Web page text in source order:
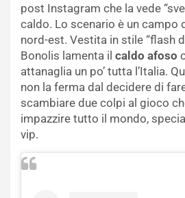
post Instagram che la vede
caldo. Lo scenario è un campo
nord-est. Vestita in stile “flash
Bonolis lamenta il caldo afoso
attanaglia un po’ tutta l’Italia.
non la ferma dal decidere di
scambiare due colpi al gioco
impazzire tutto il mondo,
vip.